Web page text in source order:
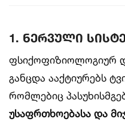
1. ნერვული
ფსიქოფიზიოლოგიურ
განცდა ააქტიურებს
რომლებიც
უსაფრთხოებასა და